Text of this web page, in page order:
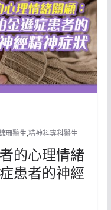
珊醫生,精神科專科醫生
的心理情緒
患者的神經